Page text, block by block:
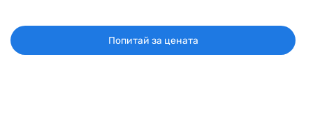
Попитай за цената